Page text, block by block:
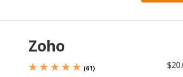
Zoho
★ ★ ★ ★ ★ (61)